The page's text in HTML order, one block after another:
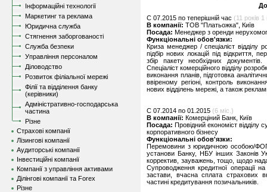
Інформаційні технології
Маркетинг та реклама
Юридична служба
Стягнення заборгованості
Служба безпеки
Управління персоналом
Діловодство
Розвиток філіальної мережі
Філії та відділення банку
(керівники)
Адміністративно-господарська
частина
Різне
Страхові компанії
Лізингові компанії
Аудиторські компанії
Інвестиційні компанії
Компанії з управління активами
Ділінгові компанії та Forex
Різне
C 07.2015 по теперішній час (11 років 1
В компанії: ТОВ "Платьожка", Київ
Посада: Менеджер з оренди
Функціональні обов'язки:
Криза менеджер / спеціаліст відділу
підбір нових локацій під відкриття,
збір пакету необхідних
Спеціаліст комерційного відділу
виконання планів, підготовка
ввіреному регіоні, контроль
нових відділень мережі, а також
C 07.2014 по 01.2015 (6 міс.)
В компанії: Комерціний Банк, Київ
Посада: Провідний економіст відділу
корпоративного бізнесу
Функціональні обов'язки:
Перемовини з юридичною особою/ФОП,
установи Банку, НБУ інших Законів
корректив, зауважень, тощо, щодо
Супроводження кредитної операції
застави, вчасна сплата страхових
частині кредитування позичальників.